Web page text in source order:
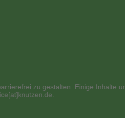
zu gestalten. Einige Inhalte